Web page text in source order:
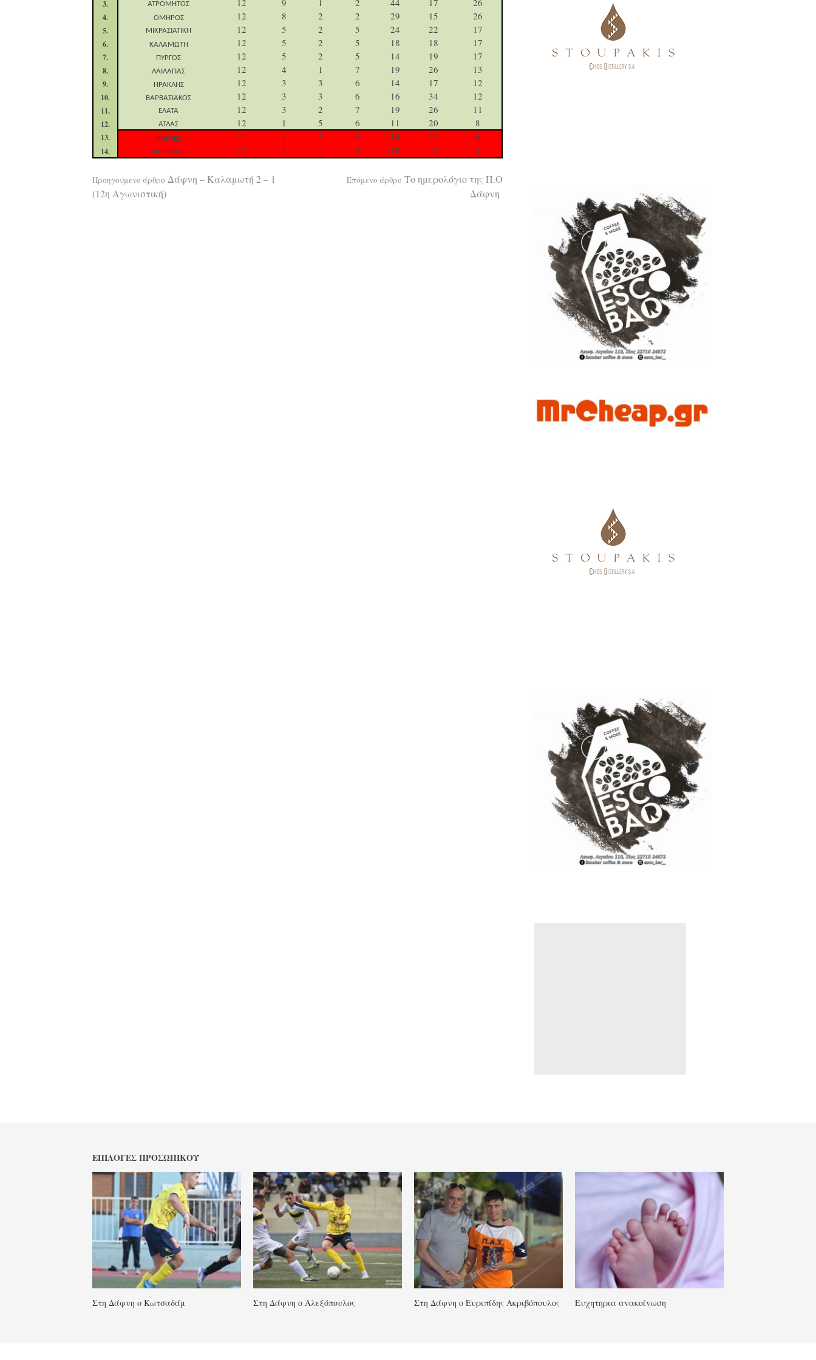
3. ΑΤΡΟΜΗΤΟΣ
4. ΟΜΗΡΟΣ 12 8 2 2 29 15 26
5. ΜΙΚΡΑΣΙΑΤΙΚΗ 12 5 2 5 24 22 17
6. ΚΑΛΑΜΩΤΗ 12 5 2 5 18 18 17
7. ΠΥΡΓΟΣ 12 5 2 5 14 19 17
8. ΛΑΙΛΑΠΑΣ 12 4 1 7 19 26 13
9. ΗΡΑΚΛΗΣ 12 3 3 6 14 17 12
10. ΒΑΡΒΑΣΙΑΚΟΣ 12 3 3 6 16 34 12
11. ΕΛΑΤΑ 12 3 2 7 19 26 11
12. ΑΤΛΑΣ 12 1 5 6 11 20 8
13. ΚΑΡΥΕΣ 12 1 5 6 14 23 6
14. ΚΟΦΙΝΑΣ 12 1 2 9 10 33 5
Διαβάστε
Προηγούμενο άρθρο Δάφνη – Καλαμωτή 2 – 1
(12η Αγωνιστική)
Επόμενο άρθρο Το ημερολόγιο της Π.Ο
Δάφνη
ΕΠΙΛΟΓΈΣ ΠΡΟΣΩΠΙΚΟΎ
Στη Δάφνη ο Κωτσαδάμ Στη Δάφνη ο Αλεξόπουλος Στη Δάφνη ο Ευριπίδης Ακριβόπουλος Ευχητηρια ανακοίνωση